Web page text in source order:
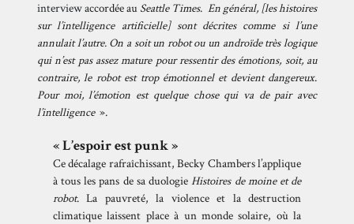
interviewaccordée au Seattle Times. En général, [les histoires
sur l’intelligence artificielle] sont décrites comme si l’une
annulait l’autre. On a soit un robot ou un androïde très logique
qui n’est pas assez mature pour ressentir des émotions, soit, au
contraire, le robot est trop émotionnel et devient dangereux.
Pour moi, l’émotion est quelque chose qui va de pair avec
l’intelligence ».
« L’espoir est punk »
Ce décalage rafraîchissant, Becky Chambers l’applique
à tous les pans de sa duologieHistoires de moine et de
robot. La pauvreté, la violence et la destruction
climatique laissent place à un monde solaire, où la